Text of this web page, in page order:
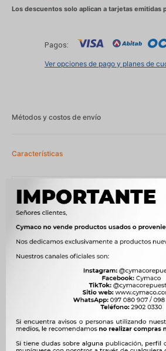
Pagos:
Ver opciones de pago y planes de
Métodos y costos de envío
Características
1985 - 1998, 1986 - 1995
Compatibilidad
Modelo D21, PATHFINDER
Motor
2.3 D SD23 DIESEL, 2.4 i 12V KA24E
SD25 DIESEL, 2.5 D TD25 DIESEL, 2.7 D
T DIESEL, 3.0 VG30E NAFTA
OEM 37521.56G25, N37521-56G25